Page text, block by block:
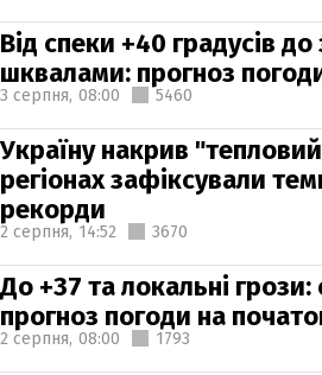
Від спеки +40 градусів до
шквалами: прогноз
3 серпня, 08:00 5460
Україну накрив
регіонах зафіксували
рекорди
2 серпня, 14:52 3670
До +37 та локальні
прогноз погоди на
2 серпня, 08:00 1793